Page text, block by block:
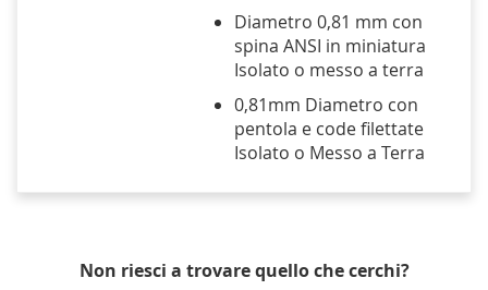
Diametro 0,81 mm con
spina ANSI in miniatura
Isolato o messo a terra
0,81mm Diametro con
pentola e code filettate
Isolato o Messo a Terra
Non riesci a trovare quello che cerchi?